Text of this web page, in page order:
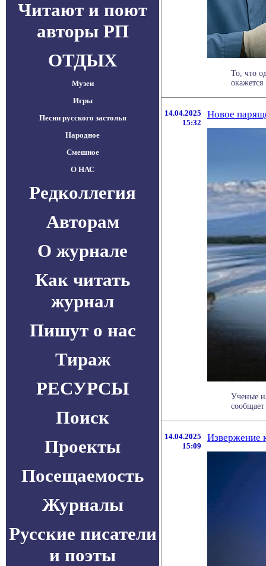
Читают и поют
авторы РП
ОТДЫХ
Музеи
Игры
Песни русского застолья
Народное
Смешное
О НАС
Редколлегия
Авторам
О журнале
Как читать
журнал
Пишут о нас
Тираж
РЕСУРСЫ
Поиск
Проекты
Посещаемость
Журналы
Русские писатели
и поэты
То, что
14.04.2025
15:32
Новое
Ученые
14.04.2025
15:09
Извержение